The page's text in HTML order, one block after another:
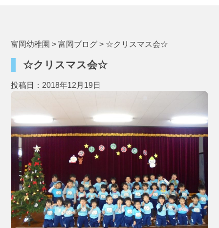
富岡幼稚園 >富岡ブログ > ☆クリスマス会☆
☆クリスマス会☆
投稿日：2018年12月19日